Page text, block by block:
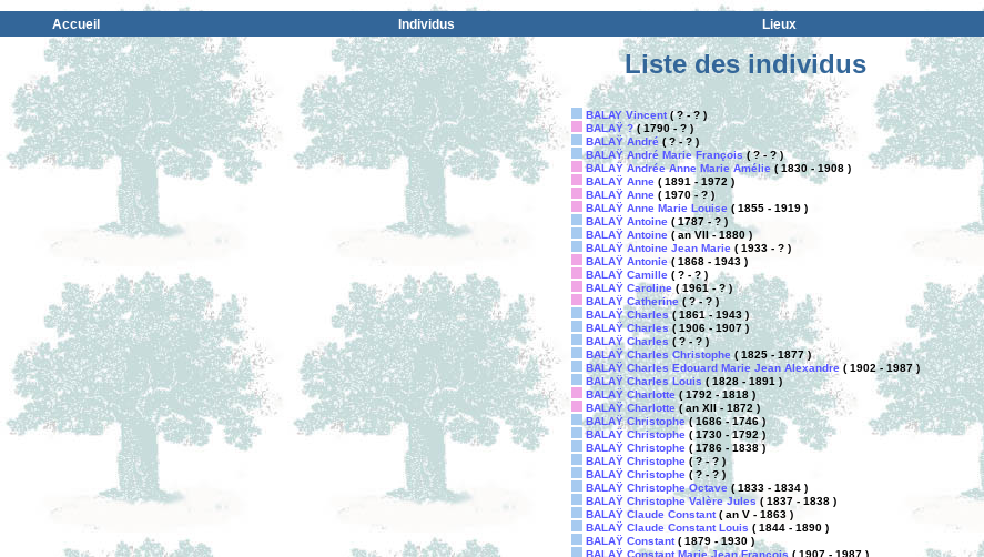
Accueil Individus Lieux
Liste des individus
BALAY Vincent( ? - ? )
BALAŸ ?( 1790 - ? )
BALAŸ André ( ? - ? )
BALAŸ André Marie François( ? - ? )
BALAŸ Andrée Anne Marie Amélie( 1830 - 1908 )
BALAŸ Anne ( 1891 - 1972 )
BALAŸ Anne ( 1970 - ? )
BALAŸ Anne Marie Louise ( 1855 - 1919 )
BALAŸ Antoine ( 1787 - ? )
BALAŸ Antoine ( an VII - 1880 )
BALAŸ Antoine Jean Marie ( 1933 - ? )
BALAŸ Antonie( 1868 - 1943 )
BALAŸ Camille ( ? - ? )
BALAŸ Caroline ( 1961 - ? )
BALAŸ Catherine( ? - ? )
BALAŸ Charles( 1861 - 1943 )
BALAŸ Charles( 1906 - 1907 )
BALAŸ Charles( ? - ? )
BALAŸ Charles Christophe ( 1825 - 1877 )
BALAŸ Charles Edouard Marie Jean Alexandre ( 1902 - 1987 )
BALAŸ Charles Louis ( 1828 - 1891 )
BALAŸ Charlotte( 1792 - 1818 )
BALAŸ Charlotte( an XII - 1872 )
BALAŸ Christophe( 1686 - 1746 )
BALAŸ Christophe ( 1730 - 1792 )
BALAŸ Christophe ( 1786 - 1838 )
BALAŸ Christophe ( ? - ? )
BALAŸ Christophe ( ? - ? )
BALAŸ Christophe Octave ( 1833 - 1834 )
BALAŸ Christophe Valère Jules( 1837 - 1838 )
BALAŸ Claude Constant( an V - 1863 )
BALAŸ Claude Constant Louis ( 1844 - 1890 )
BALAŸ Constant( 1879 - 1930 )
BALAŸ Constant Marie Jean François ( 1907 - 1987 )